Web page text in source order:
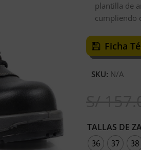
plantilla de
cumpliendo
Ficha
SKU: N/A
TALLAS DE
36
37 38